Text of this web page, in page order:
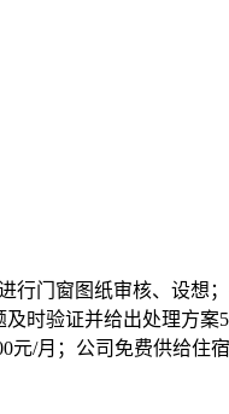
窗图纸审核、设想
时验证并给出处理方
元/月；公司免费供给